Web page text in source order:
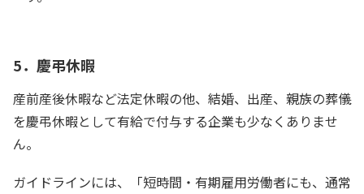
5．慶弔休暇
産前産後休暇など法定休暇の他、結婚、出産、親族の葬儀
を慶弔休暇として有給で付与する企業も少なくありませ
ん。
ガイドラインには、「短時間・有期雇用労働者にも、通常